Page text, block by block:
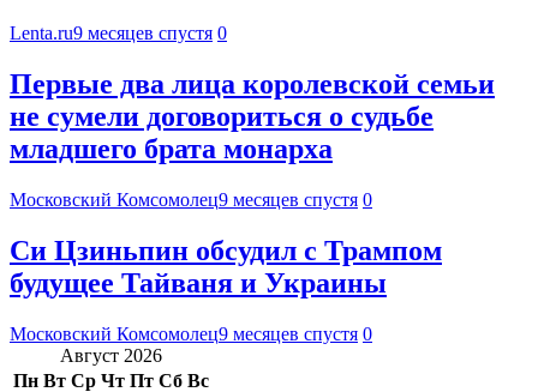
Lenta.ru9 месяцев спустя 0
Первые два лица королевской семьи
не сумели договориться о судьбе
младшего брата монарха
Московский Комсомолец9 месяцев спустя 0
Си Цзиньпин обсудил с Трампом
будущее Тайваня и Украины
Московский Комсомолец9 месяцев спустя 0
Август 2026
Пн Вт Ср Чт Пт Сб Вс